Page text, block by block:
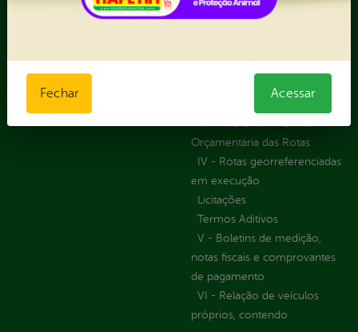
Dúvidas? Acesse o FAQ
Relatórios Anuais
I - Anexo I - Ficha de
Registro de Fornecedor -
III - Anexo III - Planilha
Orçamentária das Rotas
IV - Rotas georreferenciadas
em execução
Licitações
Termos Aditivos
V - Boletins de medição,
notas fiscais e comprovantes
de pagamento
VI - Relação de veículos
próprios, contendo
Fechar Acessar